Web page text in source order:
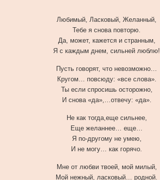
Любимый, Ласковый, Желанный,
Тебе я снова повторю.
Да, может, кажется и странным,
Я с каждым днем, сильней люблю!
Пусть говорят, что невозможно…
Кругом… повсюду: «все слова».
Ты если спросишь осторожно,
И снова «да»,…отвечу: «да».
Не как тогда,еще сильнее,
Еще желаннее… еще…
Я по-другому не умею,
И не могу… как горячо.
Мне от любви твоей, мой милый,
Мой нежный, ласковый… родной.